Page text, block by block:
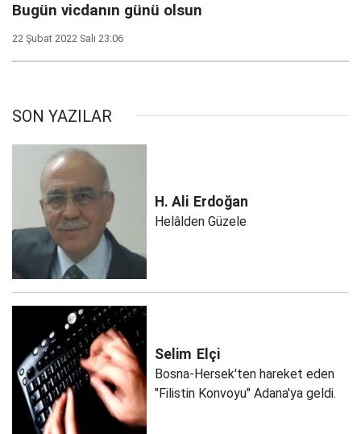
Bugün vicdanın günü olsun
22 Şubat 2022 Salı 23:06
SON YAZILAR
H. Ali Erdoğan
Helâlden Güzele
Selim Elçi
Bosna-Hersek'ten hareket eden
"Filistin Konvoyu" Adana'ya geldi.